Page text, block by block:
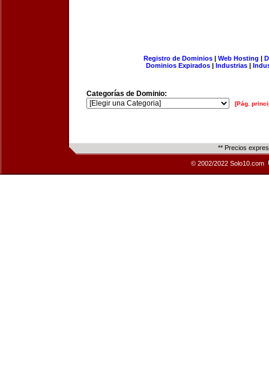
Registro de Dominios| Web Hosting |
Dominios Expirados | Industrias |
Categorías de Dominio:
[Pág.
** Precios
© 2002/2022 Solo10.com